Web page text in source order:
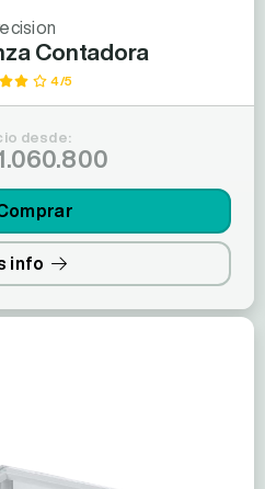
Contadora
4/5
desde:
info